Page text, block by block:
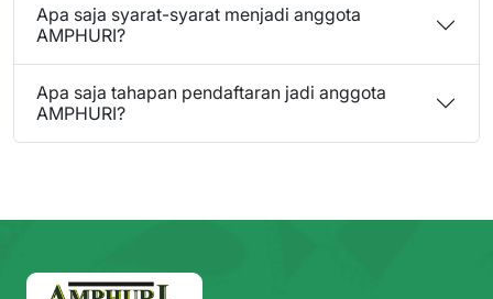
Apa saja syarat-syarat menjadi anggota
AMPHURI?
Apa saja tahapan pendaftaran jadi anggota
AMPHURI?